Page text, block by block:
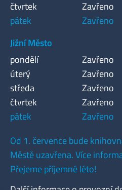
čtvrtek
Zavřeno
pátek
Zavřeno
Jižní Město
pondělí
Zavřeno
úterý
Zavřeno
středa
Zavřeno
čtvrtek
Zavřeno
pátek
Zavřeno
Od 1. července bude
Městě uzavřena. Více
Přejeme příjemné léto!